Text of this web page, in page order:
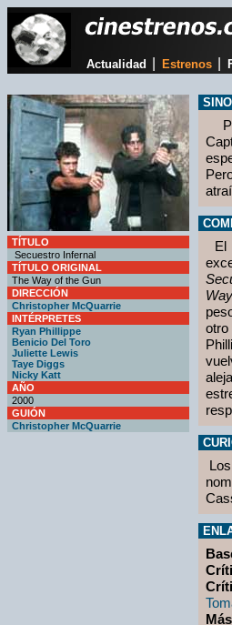
Actualidad Estrenos
TÍTULO
Secuestro Infernal
TÍTULO ORIGINAL
The Way of the Gun
DIRECCIÓN
Christopher McQuarrie
INTÉRPRETES
Ryan Phillippe
Benicio Del Toro
Juliette Lewis
Taye Diggs
Nicky Katt
AÑO
2000
GUIÓN
Christopher McQuarrie
El
otro